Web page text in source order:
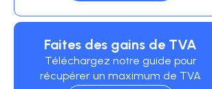
Faites des gains de TVA
Téléchargez notre guide pour
récupérer un maximum de TVA